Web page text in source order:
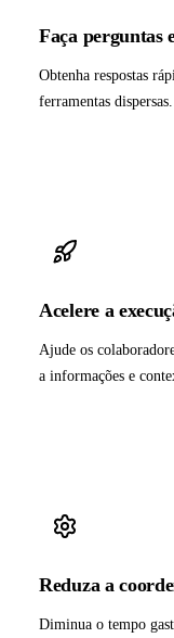
Faça perguntas
Obtenha respostas
ferramentas dispersas.
Acelere a
Ajude os
a informações e
Reduza a
Diminua o tempo